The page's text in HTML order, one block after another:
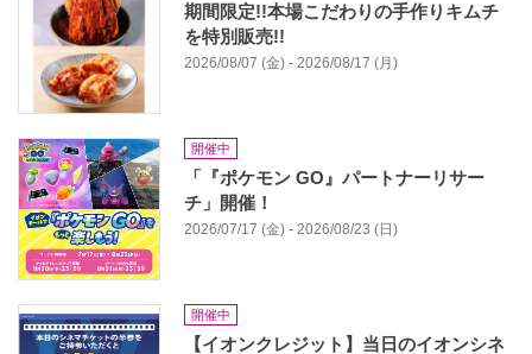
期間限定!!本場こだわりの手作りキムチ
を特別販売!!
2026/08/07 (金) - 2026/08/17 (月)
開催中
「『ポケモン GO』パートナーリサー
チ」開催！
2026/07/17 (金) - 2026/08/23 (日)
開催中
【イオンクレジット】当日のイオンシネ